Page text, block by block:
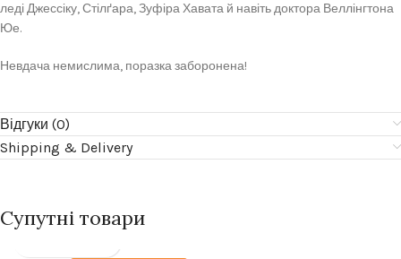
леді Джессіку, Стілґара, Зуфіра Хавата й навіть доктора Веллінгтона
Юе.
Невдача немислима, поразка заборонена!
Відгуки (0)
Shipping & Delivery
Супутні товари